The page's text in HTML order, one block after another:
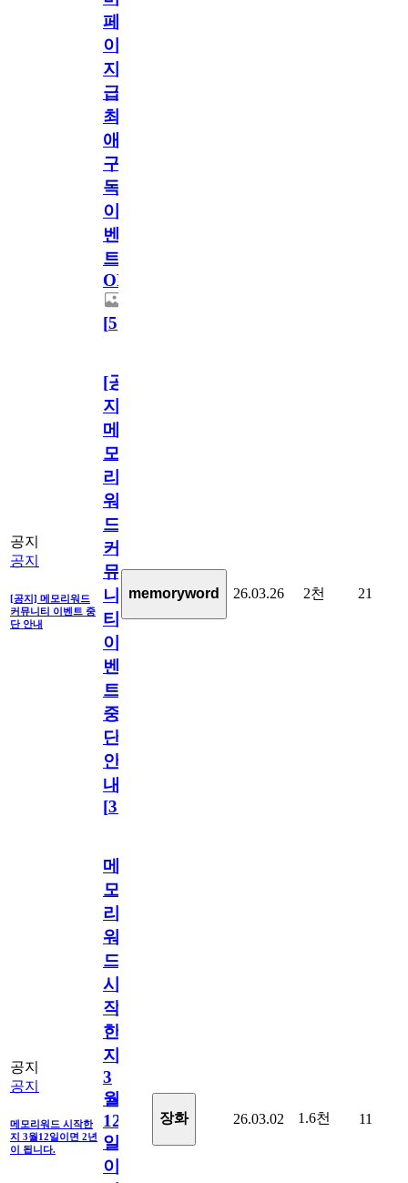
페
이
지
급!
최
애
구
독
이
벤
트
OPEN!
[5]
공지
공지
[공지] 메모리워드
커뮤니티 이벤트 중
단 안내
[공
지]
메
모
리
워
드
커
뮤
니
티
이
벤
트
중
단
안
내
[31
memoryword 26.03.26 2천 21
공지
공지
메모리워드 시작한
지 3월12일이면 2년
이 됩니다.
메
모
리
워
드
시
작
한
지
3
월
12
일
이
장화 26.03.02 1.6천 11